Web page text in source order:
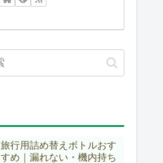
旅行用詰め替えボトルおす
すめ｜漏れない・機内持ち